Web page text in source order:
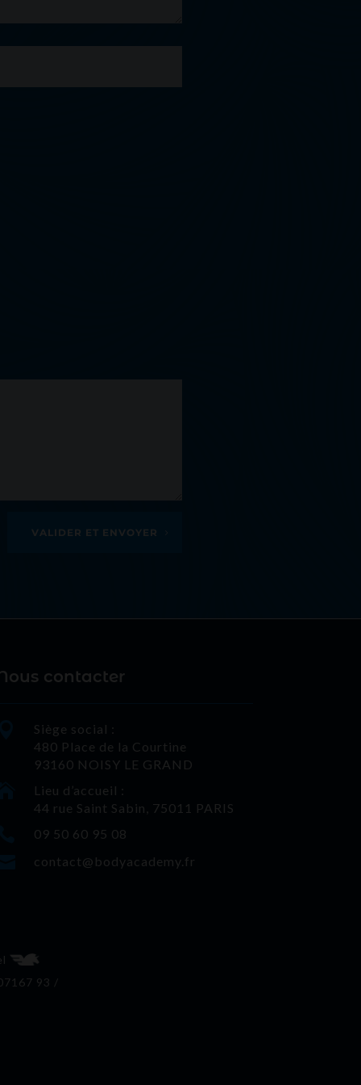
VALIDER ET ENVOYER
contacter
Siège social :
480 Place de la Courtine
93160 NOISY LE GRAND
Lieu d’accueil :
44 rue Saint Sabin, 75011 PARIS
09 50 60 95 08
contact@bodyacademy.fr
93 /